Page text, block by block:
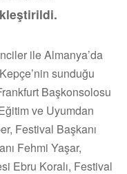
ile Almanya’da
sunduğu
Başkonsolosu
ve Uyumdan
Festival Başkanı
Fehmi Yaşar,
Ebru Koralı, Festival